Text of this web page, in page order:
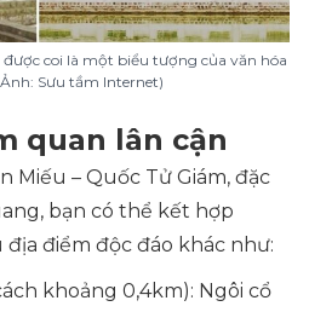
coi là một biểu tượng của văn hóa
Sưu tầm Internet)
quan lân cận
Miếu – Quốc Tử Giám, đặc
bạn có thể kết hợp
điểm độc đáo khác như:
khoảng 0,4km): Ngôi cổ